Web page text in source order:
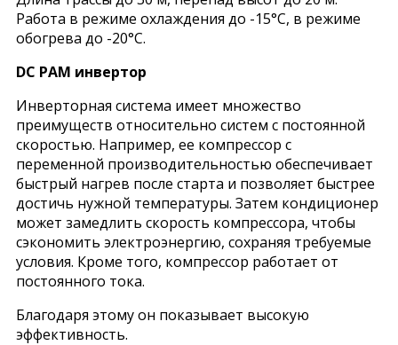
Работа в режиме охлаждения до -15°С, в режиме
обогрева до -20°С.
DC PAM инвертор
Инверторная система имеет множество
преимуществ относительно систем с постоянной
скоростью. Например, ее компрессор с
переменной производительностью обеспечивает
быстрый нагрев после старта и позволяет быстрее
достичь нужной температуры. Затем кондиционер
может замедлить скорость компрессора, чтобы
сэкономить электроэнергию, сохраняя требуемые
условия. Кроме того, компрессор работает от
постоянного тока.
Благодаря этому он показывает высокую
эффективность.